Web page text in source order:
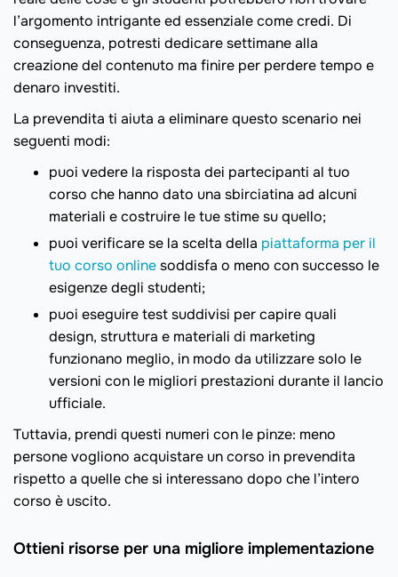
l’argomento intrigante ed essenziale come credi. Di
conseguenza, potresti dedicare settimane alla
creazione del contenuto ma finire per perdere tempo e
denaro investiti.
La prevendita ti aiuta a eliminare questo scenario nei
seguenti modi:
puoi vedere la risposta dei partecipanti al tuo
corso che hanno dato una sbirciatina ad alcuni
materiali e costruire le tue stime su quello;
puoi verificare se la scelta della piattaforma per il
tuo corso onlinesoddisfa o meno con successo le
esigenze degli studenti;
puoi eseguire test suddivisi per capire quali
design, struttura e materiali di marketing
funzionano meglio, in modo da utilizzare solo le
versioni con le migliori prestazioni durante il lancio
ufficiale.
Tuttavia, prendi questi numeri con le pinze: meno
persone vogliono acquistare un corso in prevendita
rispetto a quelle che si interessano dopo che l’intero
corso è uscito.
Ottieni risorse per una migliore implementazione